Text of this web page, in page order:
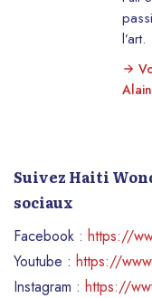
l’art.
Alain
Suivez Haiti
sociaux
Facebook : https://
Youtube : https://
Instagram : https://